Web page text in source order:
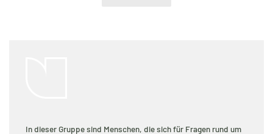
In dieser Gruppe sind Menschen, die sich für Fragen rund um